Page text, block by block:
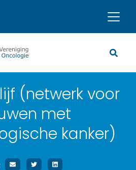
(netwerk voor
met
kanker)